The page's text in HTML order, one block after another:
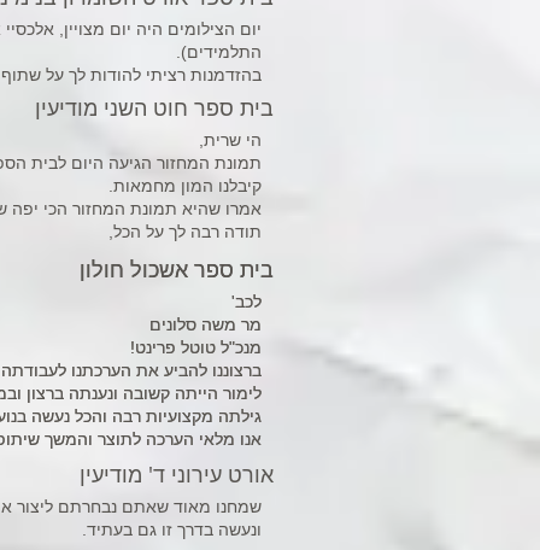
יום הצילומים היה יום מצויין,
התלמידים).
בהזדמנות רציתי להודות לך על
בית ספר חוט השני מודיעין
הי שרית,
תמונת המחזור הגיעה היום לבית
קיבלנו המון מחמאות.
אמרו שהיא תמונת המחזור הכי יפה
תודה רבה לך על הכל,
בית ספר אשכול חולון
בית ספר אשכול חולון
לכב'
מר משה סלונים
מנכ"ל טוטל פרינט!
ברצוננו להביע את הערכתנו
לימור הייתה קשובה ונענתה ברצון
גילתה מקצועיות רבה והכל נעשה
אנו מלאי הערכה לתוצר והמשך
לכב'
מר משה סלונים
מנכ"ל טוטל פרינט!
ברצוננו להביע את הערכתנו
לימור הייתה קשובה ונענתה ברצון
גילתה מקצועיות רבה והכל נעשה
אנו מלאי הערכה לתוצר והמשך
אורט עירוני ד' מודיעין
שמחנו מאוד שאתם נבחרתם ליצור
ונעשה בדרך זו גם בעתיד.